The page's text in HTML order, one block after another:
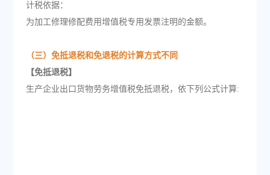
计税依据：
为加工修理修配费用增值税专用发票注明的金额。
（三）免抵退税和免退税的计算方式不同
【免抵退税】
生产企业出口货物劳务增值税免抵退税，依下列公式计算: